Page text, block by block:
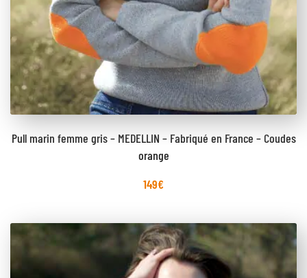
Pull marin femme gris – MEDELLIN – Fabriqué en France – Coudes
orange
149€